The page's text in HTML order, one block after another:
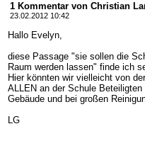
1 Kommentar von Christian
23.02.2012 10:42
Hallo Evelyn,
diese Passage "sie sollen die
Raum werden lassen" finde ich
Hier könnten wir vielleicht von
ALLEN an der Schule
Gebäude und bei großen
LG